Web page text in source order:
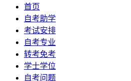
首页
自考助学
考试安排
自考专业
转考免考
学士学位
自考问题